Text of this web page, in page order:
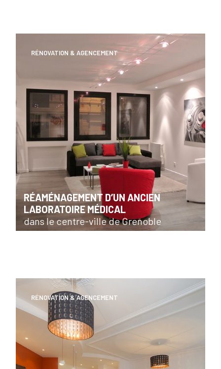
RÉNOVATION & AGENCEMENT
RÉAMÉNAGEMENT D’UN ANCIEN
LABORATOIRE MÉDICAL
dans le centre-ville de Grenoble
RÉNOVATION & AGENCEMENT